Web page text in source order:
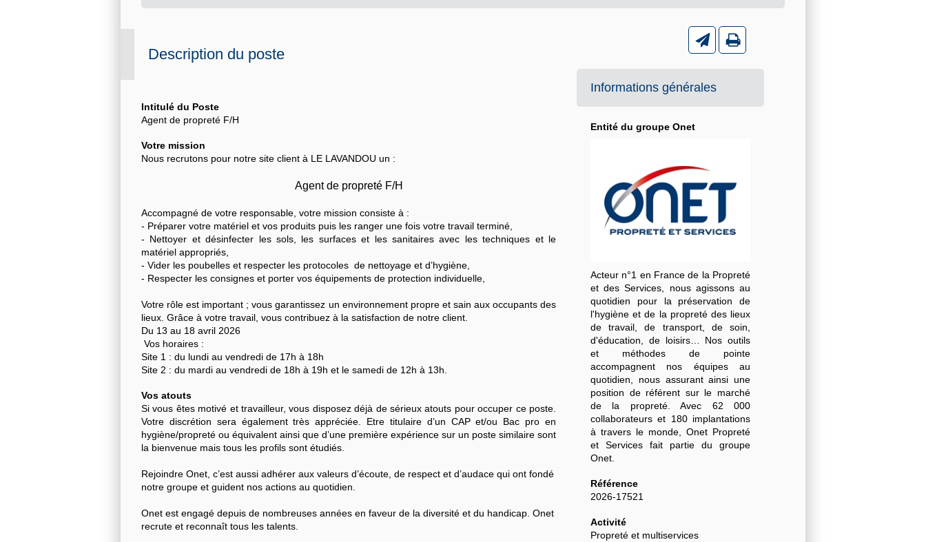
Description du poste
Intitulé du Poste
Agent de propreté F/H
Votre mission
Nous recrutons pour notre site client à LE LAVANDOU un :
Agent de propreté F/H
Accompagné de votre responsable, votre mission consiste à :
- Préparer votre matériel et vos produits puis les ranger une fois votre travail terminé,
- Nettoyer et désinfecter les sols, les surfaces et les sanitaires avec les techniques et le
matériel appropriés,
- Vider les poubelles et respecter les protocoles de nettoyage et d’hygiène,
- Respecter les consignes et porter vos équipements de protection individuelle,
Votre rôle est important ; vous garantissez un environnement propre et sain aux occupants des
lieux. Grâce à votre travail, vous contribuez à la satisfaction de notre client.
Du 13 au 18 avril 2026
Vos horaires :
Site 1 : du lundi au vendredi de 17h à 18h
Site 2 : du mardi au vendredi de 18h à 19h et le samedi de 12h à 13h.
Vos atouts
Si vous êtes motivé et travailleur, vous disposez déjà de sérieux atouts pour occuper ce poste.
Votre discrétion sera également très appréciée. Etre titulaire d’un CAP et/ou Bac pro en
hygiène/propreté ou équivalent ainsi que d’une première expérience sur un poste similaire sont
la bienvenue mais tous les profils sont étudiés.
Rejoindre Onet, c’est aussi adhérer aux valeurs d’écoute, de respect et d’audace qui ont fondé
notre groupe et guident nos actions au quotidien.
Onet est engagé depuis de nombreuses années en faveur de la diversité et du handicap. Onet
recrute et reconnaît tous les talents.
Informations générales
Entité du groupe Onet
Acteur n°1 en France de la Propreté
et des Services, nous agissons au
quotidien pour la préservation de
l'hygiène et de la propreté des lieux
de travail, de transport, de soin,
d'éducation, de loisirs… Nos outils
et méthodes de pointe
accompagnent nos équipes au
quotidien, nous assurant ainsi une
position de référent sur le marché
de la propreté. Avec 62 000
collaborateurs et 180 implantations
à travers le monde, Onet Propreté
et Services fait partie du groupe
Onet.
Référence
2026-17521
Activité
Propreté et multiservices